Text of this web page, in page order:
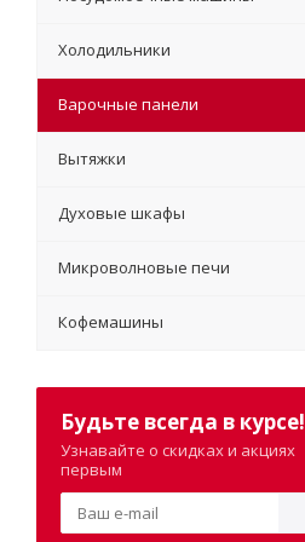
Холодильники
Варочные панели
Вытяжки
Духовые шкафы
Микроволновые печи
Кофемашины
Будьте всегда в курсе!
Узнавайте о скидках и акциях
первым